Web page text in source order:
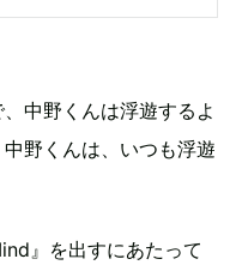
中野くんは浮遊するよ
野くんは、いつも浮遊
』を出すにあたって